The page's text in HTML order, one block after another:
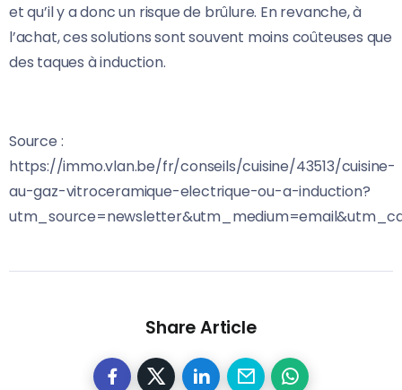
et qu’il y a donc un risque de brûlure. En revanche, à
l’achat, ces solutions sont souvent moins coûteuses que
des taques à induction.
Source :
https://immo.vlan.be/fr/conseils/cuisine/43513/cuisine-
au-gaz-vitroceramique-electrique-ou-a-induction?
Share Article